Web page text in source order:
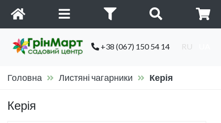
+38 (067) 150 54 14 RU
Головна Листяні чагарники Керія
Керія